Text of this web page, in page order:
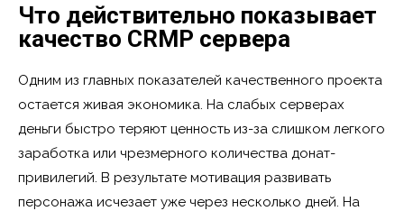
Что действительно показывает
качество CRMP сервера
Одним из главных показателей качественного проекта
остается живая экономика. На слабых серверах
деньги быстро теряют ценность из-за слишком легкого
заработка или чрезмерного количества донат-
привилегий. В результате мотивация развивать
персонажа исчезает уже через несколько дней. На